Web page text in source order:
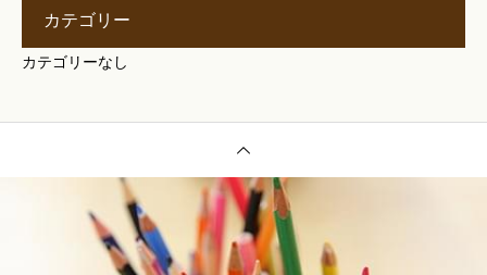
カテゴリー
カテゴリーなし